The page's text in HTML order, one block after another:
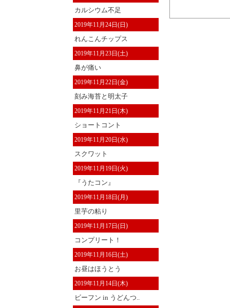
カルシウム不足
2019年11月24日(日)
れんこんチップス
2019年11月23日(土)
鼻が痛い
2019年11月22日(金)
刻み海苔と明太子
2019年11月21日(木)
ショートコント
2019年11月20日(水)
スクワット
2019年11月19日(火)
『うたコン』
2019年11月18日(月)
里芋の粘り
2019年11月17日(日)
コンプリート！
2019年11月16日(土)
お昼はほうとう
2019年11月14日(木)
ビーフン in うどんつ..